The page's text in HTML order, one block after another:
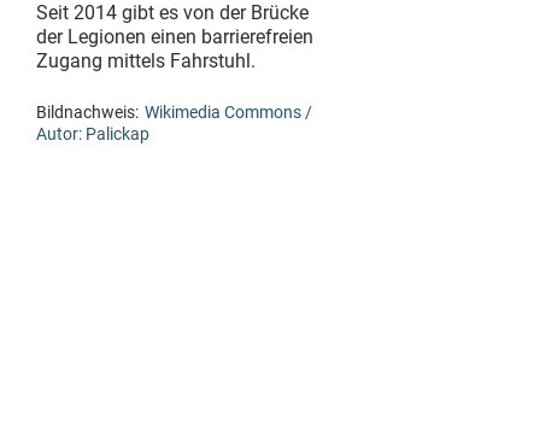
Seit 2014 gibt es von der Brücke
der Legionen einen barrierefreien
Zugang mittels Fahrstuhl.
Bildnachweis: Wikimedia Commons /
Autor: Palickap